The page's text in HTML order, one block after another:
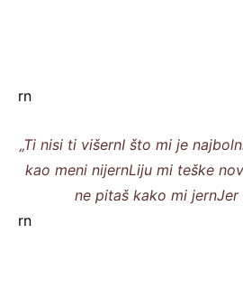
rn
„Ti nisi ti višernI što mi je
kao meni nijernLiju mi teške
ne pitaš kako mi jernJer
rn